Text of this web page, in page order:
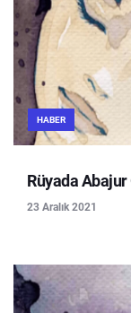
HABER
Rüyada
23 Aralık 2021